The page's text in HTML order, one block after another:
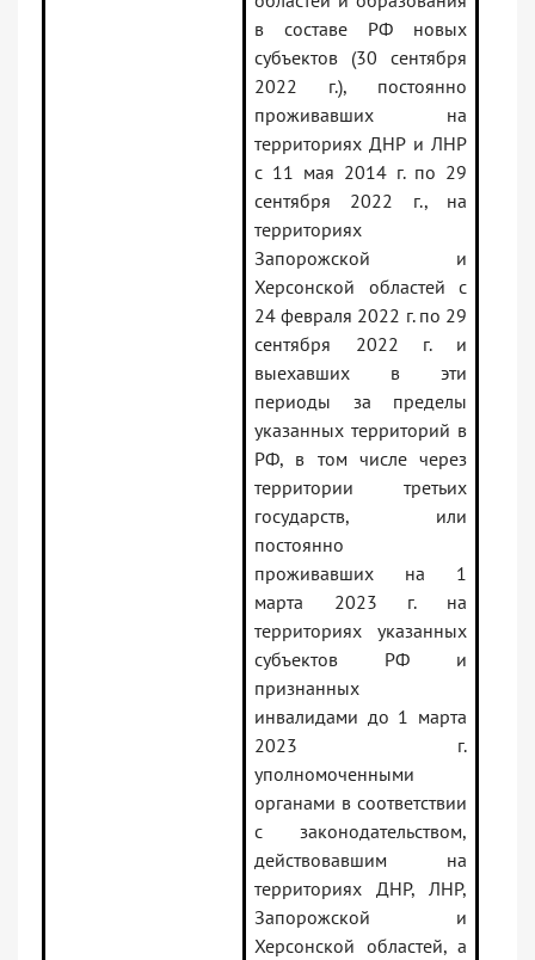
в составе РФ новых
субъектов (30 сентября
2022 г.), постоянно
проживавших на
территориях ДНР и ЛНР
с 11 мая 2014 г. по 29
сентября 2022 г., на
территориях
Запорожской и
Херсонской областей с
24 февраля 2022 г. по 29
сентября 2022 г. и
выехавших в эти
периоды за пределы
указанных территорий в
РФ, в том числе через
территории третьих
государств, или
постоянно
проживавших на 1
марта 2023 г. на
территориях указанных
субъектов РФ и
признанных
инвалидами до 1 марта
2023 г.
уполномоченными
органами в соответствии
с законодательством,
действовавшим на
территориях ДНР, ЛНР,
Запорожской и
Херсонской областей, а